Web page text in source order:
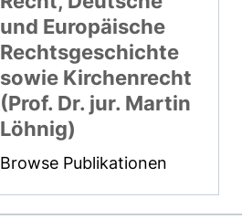
und Europäische
Rechtsgeschichte
sowie Kirchenrecht
(Prof. Dr. jur. Martin
Löhnig)
Browse Publikationen